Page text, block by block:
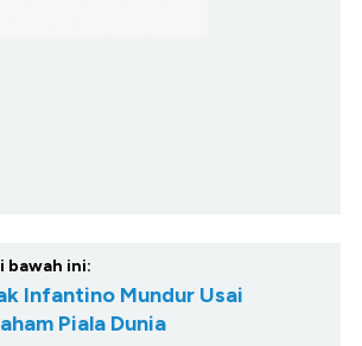
bawah ini:
Infantino Mundur Usai
Piala Dunia